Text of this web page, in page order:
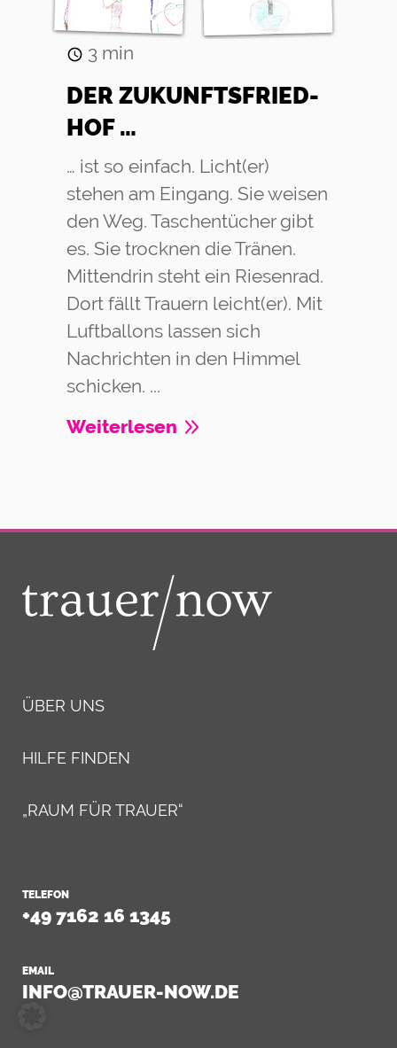
3 min
DER ZU­KUNFTS­FRIED­
HOF …
… ist so einfach. Licht(er)
stehen am Eingang. Sie weisen
den Weg. Taschentücher gibt
es. Sie trocknen die Tränen.
Mittendrin steht ein Riesenrad.
Dort fällt Trauern leicht(er). Mit
Luftballons lassen sich
Nachrichten in den Himmel
schicken. ...
Weiterlesen
ÜBER UNS
HILFE FINDEN
„RAUM FÜR TRAUER“
TELEFON
+49 7162 16 1345
EMAIL
INFO@TRAUER-NOW.DE